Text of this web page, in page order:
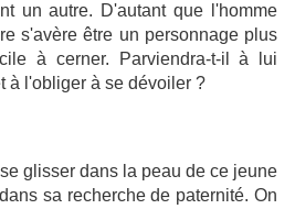
un autre. D'autant que l'homme
s'avère être un personnage plus
à cerner. Parviendra-t-il à lui
à l'obliger à se dévoiler ?
glisser dans la peau de ce jeune
sa recherche de paternité. On